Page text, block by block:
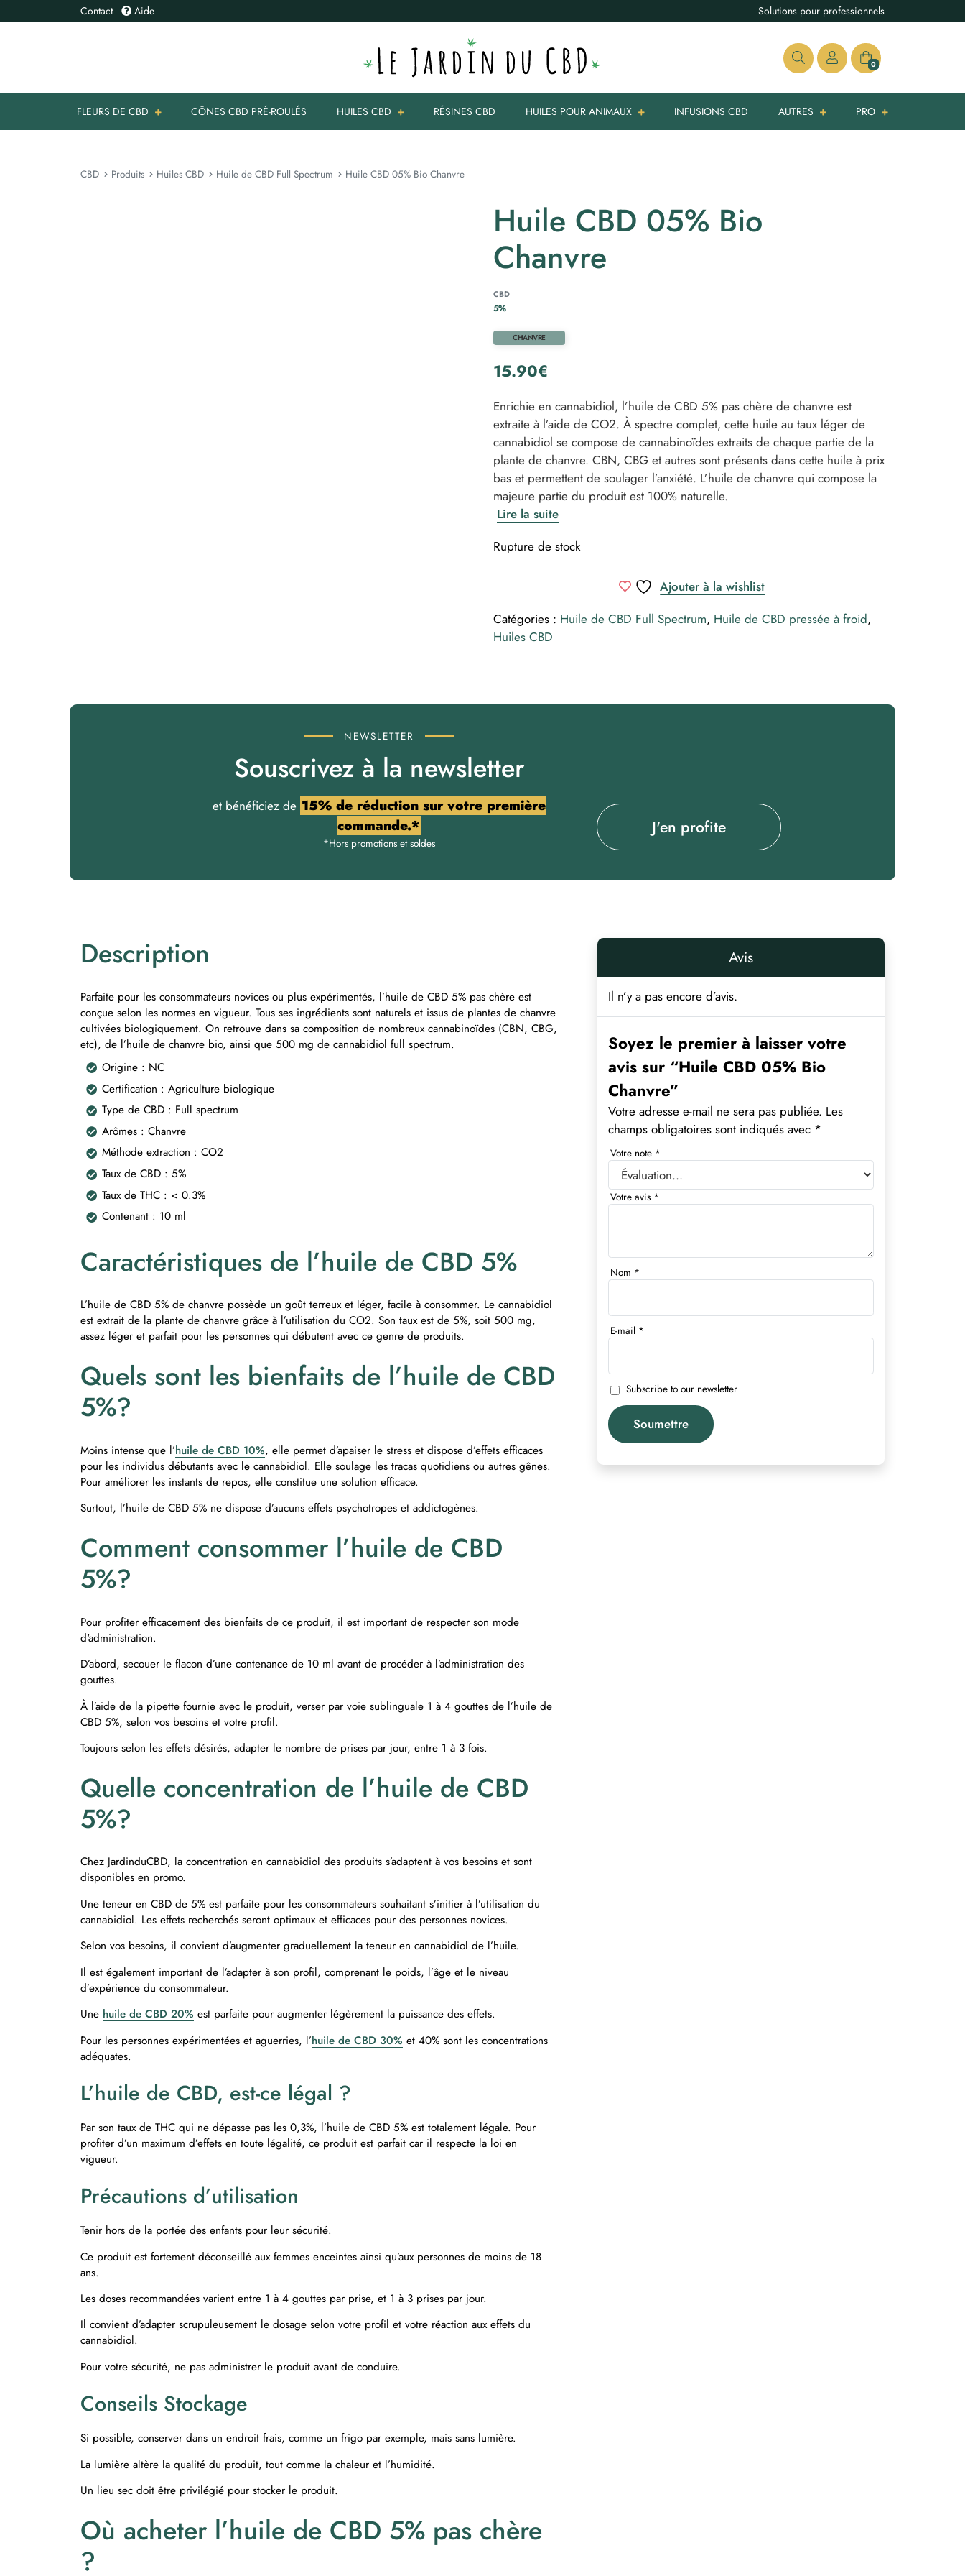
Contact Aide Solutions pour professionnels
0
FLEURS DE CBD CÔNES CBD PRÉ-ROULÉS HUILES CBD RÉSINES CBD HUILES POUR ANIMAUX INFUSIONS CBD AUTRES PRO
CBD Produits Huiles CBD Huile de CBD Full Spectrum Huile CBD 05% Bio Chanvre
Huile CBD 05% Bio
Chanvre
CBD
5%
CHANVRE
15.90€
Enrichie en cannabidiol, l’huile de CBD 5% pas chère de chanvre est
extraite à l’aide de CO2. À spectre complet, cette huile au taux léger de
cannabidiol se compose de cannabinoïdes extraits de chaque partie de la
plante de chanvre. CBN, CBG et autres sont présents dans cette huile à prix
bas et permettent de soulager l’anxiété. L’huile de chanvre qui compose la
majeure partie du produit est 100% naturelle.
Lire la suite
Rupture de stock
Ajouter à la wishlist
Catégories : Huile de CBD Full Spectrum, Huile de CBD pressée à froid,
Huiles CBD
NEWSLETTER
Souscrivez à la newsletter
et bénéficiez de 15% de réduction sur votre première
commande.*
*Hors promotions et soldes
J'en profite
Description
Parfaite pour les consommateurs novices ou plus expérimentés, l’huile de CBD 5% pas chère est
conçue selon les normes en vigueur. Tous ses ingrédients sont naturels et issus de plantes de chanvre
cultivées biologiquement. On retrouve dans sa composition de nombreux cannabinoïdes (CBN, CBG,
etc), de l’huile de chanvre bio, ainsi que 500 mg de cannabidiol full spectrum.
Origine : NC
Certification : Agriculture biologique
Type de CBD : Full spectrum
Arômes : Chanvre
Méthode extraction : CO2
Taux de CBD : 5%
Taux de THC : < 0.3%
Contenant : 10 ml
Caractéristiques de l’huile de CBD 5%
L’huile de CBD 5% de chanvre possède un goût terreux et léger, facile à consommer. Le cannabidiol
est extrait de la plante de chanvre grâce à l’utilisation du CO2. Son taux est de 5%, soit 500 mg,
assez léger et parfait pour les personnes qui débutent avec ce genre de produits.
Quels sont les bienfaits de l’huile de CBD
5%?
Moins intense que l’huile de CBD 10%, elle permet d’apaiser le stress et dispose d’effets efficaces
pour les individus débutants avec le cannabidiol. Elle soulage les tracas quotidiens ou autres gênes.
Pour améliorer les instants de repos, elle constitue une solution efficace.
Surtout, l’huile de CBD 5% ne dispose d’aucuns effets psychotropes et addictogènes.
Comment consommer l’huile de CBD
5%?
Pour profiter efficacement des bienfaits de ce produit, il est important de respecter son mode
d'administration.
D’abord, secouer le flacon d’une contenance de 10 ml avant de procéder à l’administration des
gouttes.
À l’aide de la pipette fournie avec le produit, verser par voie sublinguale 1 à 4 gouttes de l’huile de
CBD 5%, selon vos besoins et votre profil.
Toujours selon les effets désirés, adapter le nombre de prises par jour, entre 1 à 3 fois.
Quelle concentration de l’huile de CBD
5%?
Chez JardinduCBD, la concentration en cannabidiol des produits s’adaptent à vos besoins et sont
disponibles en promo.
Une teneur en CBD de 5% est parfaite pour les consommateurs souhaitant s’initier à l’utilisation du
cannabidiol. Les effets recherchés seront optimaux et efficaces pour des personnes novices.
Selon vos besoins, il convient d’augmenter graduellement la teneur en cannabidiol de l’huile.
Il est également important de l’adapter à son profil, comprenant le poids, l’âge et le niveau
d’expérience du consommateur.
Une huile de CBD 20% est parfaite pour augmenter légèrement la puissance des effets.
Pour les personnes expérimentées et aguerries, l’huile de CBD 30% et 40% sont les concentrations
adéquates.
L’huile de CBD, est-ce légal ?
Par son taux de THC qui ne dépasse pas les 0,3%, l’huile de CBD 5% est totalement légale. Pour
profiter d’un maximum d’effets en toute légalité, ce produit est parfait car il respecte la loi en
vigueur.
Précautions d’utilisation
Tenir hors de la portée des enfants pour leur sécurité.
Ce produit est fortement déconseillé aux femmes enceintes ainsi qu’aux personnes de moins de 18
ans.
Les doses recommandées varient entre 1 à 4 gouttes par prise, et 1 à 3 prises par jour.
Il convient d’adapter scrupuleusement le dosage selon votre profil et votre réaction aux effets du
cannabidiol.
Pour votre sécurité, ne pas administrer le produit avant de conduire.
Conseils Stockage
Si possible, conserver dans un endroit frais, comme un frigo par exemple, mais sans lumière.
La lumière altère la qualité du produit, tout comme la chaleur et l’humidité.
Un lieu sec doit être privilégié pour stocker le produit.
Où acheter l’huile de CBD 5% pas chère
?
Avis
Il n’y a pas encore d’avis.
Soyez le premier à laisser votre
avis sur “Huile CBD 05% Bio
Chanvre”
Votre adresse e-mail ne sera pas publiée. Les
champs obligatoires sont indiqués avec *
Votre note *
Votre avis *
Nom *
E-mail *
Subscribe to our newsletter